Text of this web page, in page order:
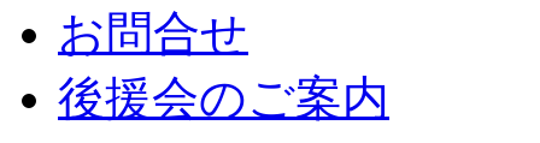
お問合せ
後援会のご案内